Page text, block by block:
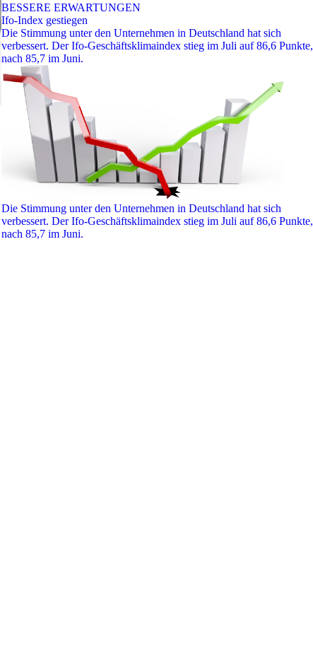
BESSERE ERWARTUNGEN
Ifo-Index gestiegen
Die Stimmung unter den Unternehmen in Deutschland hat sich
verbessert. Der Ifo-Geschäftsklimaindex stieg im Juli auf 86,6 Punkte,
nach 85,7 im Juni.
Die Stimmung unter den Unternehmen in Deutschland hat sich
verbessert. Der Ifo-Geschäftsklimaindex stieg im Juli auf 86,6 Punkte,
nach 85,7 im Juni.